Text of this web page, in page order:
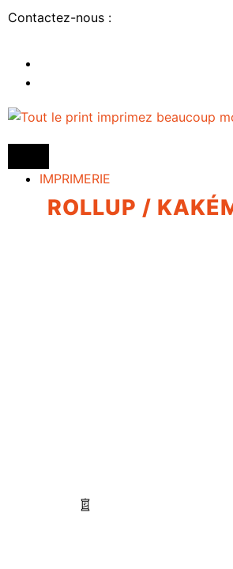
Contactez-nous :
IMPRIMERIE
ROLLUP /